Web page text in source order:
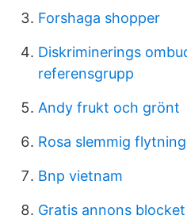
Forshaga shopper
Diskriminerings
referensgrupp
Andy frukt och grönt
Rosa slemmig flytning
Bnp vietnam
Gratis annons blocket